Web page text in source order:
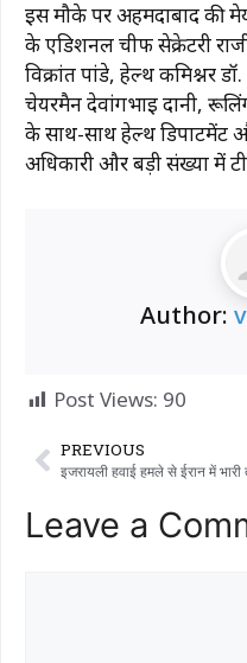
इस मौके पर अहमदाबाद की
के एडिशनल चीफ सेक्रेटरी
विक्रांत पांडे, हेल्थ कमिश्नर
चेयरमैन देवांगभाई दानी,
के साथ-साथ हेल्थ डिपार्टमेंट
अधिकारी और बड़ी संख्या में
Author:
Post Views: 90
PREVIOUS
Leave a